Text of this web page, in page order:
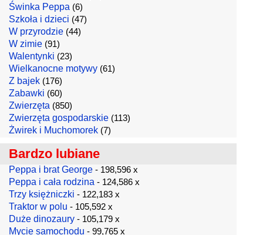
Świnka Peppa (6)
Szkoła i dzieci (47)
W przyrodzie (44)
W zimie (91)
Walentynki (23)
Wielkanocne motywy (61)
Z bajek (176)
Zabawki (60)
Zwierzęta (850)
Zwierzęta gospodarskie (113)
Żwirek i Muchomorek (7)
Bardzo lubiane
Peppa i brat George - 198,596 x
Peppa i cała rodzina - 124,586 x
Trzy księżniczki - 122,183 x
Traktor w polu - 105,592 x
Duże dinozaury - 105,179 x
Mycie samochodu - 99,765 x